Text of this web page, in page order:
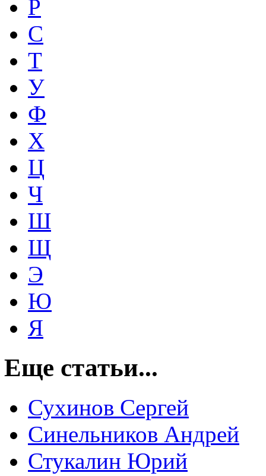
Р
С
Т
У
Ф
Х
Ц
Ч
Ш
Щ
Э
Ю
Я
Еще статьи...
Сухинов Сергей
Синельников Андрей
Стукалин Юрий